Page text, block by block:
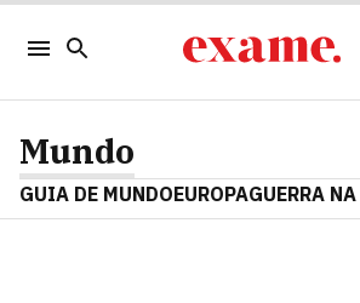
Mundo
GUIA DE MUNDOEUROPAGUERRA